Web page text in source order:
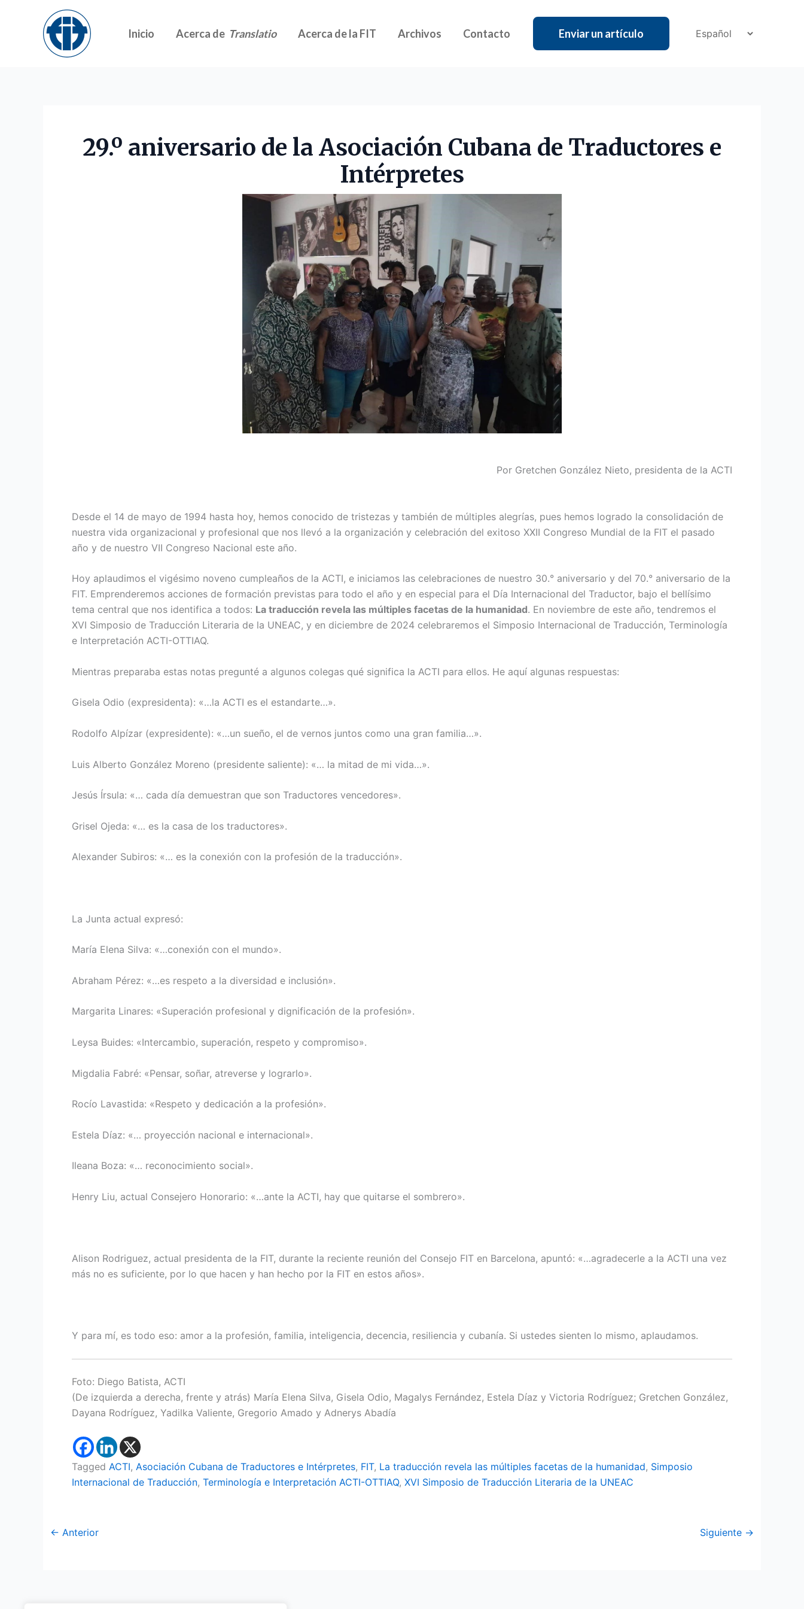
Inicio Acerca de Translatio Acerca de la FIT Archivos Contacto Enviar un artículo
29.º aniversario de la Asociación Cubana de Traductores e
Intérpretes
Por Gretchen González Nieto, presidenta de la ACTI
Desde el 14 de mayo de 1994 hasta hoy, hemos conocido de tristezas y también de múltiples alegrías, pues hemos logrado la consolidación de
nuestra vida organizacional y profesional que nos llevó a la organización y celebración del exitoso XXII Congreso Mundial de la FIT el pasado
año y de nuestro VII Congreso Nacional este año.
Hoy aplaudimos el vigésimo noveno cumpleaños de la ACTI, e iniciamos las celebraciones de nuestro 30.° aniversario y del 70.° aniversario de la
FIT. Emprenderemos acciones de formación previstas para todo el año y en especial para el Día Internacional del Traductor, bajo el bellísimo
tema central que nos identifica a todos: La traducción revela las múltiples facetas de la humanidad. En noviembre de este año, tendremos el
XVI Simposio de Traducción Literaria de la UNEAC, y en diciembre de 2024 celebraremos el Simposio Internacional de Traducción, Terminología
e Interpretación ACTI-OTTIAQ.
Mientras preparaba estas notas pregunté a algunos colegas qué significa la ACTI para ellos. He aquí algunas respuestas:
Gisela Odio (expresidenta): «…la ACTI es el estandarte…».
Rodolfo Alpízar (expresidente): «…un sueño, el de vernos juntos como una gran familia…».
Luis Alberto González Moreno (presidente saliente): «… la mitad de mi vida…».
Jesús Írsula: «… cada día demuestran que son Traductores vencedores».
Grisel Ojeda: «… es la casa de los traductores».
Alexander Subiros: «… es la conexión con la profesión de la traducción».
La Junta actual expresó:
María Elena Silva: «…conexión con el mundo».
Abraham Pérez: «…es respeto a la diversidad e inclusión».
Margarita Linares: «Superación profesional y dignificación de la profesión».
Leysa Buides: «Intercambio, superación, respeto y compromiso».
Migdalia Fabré: «Pensar, soñar, atreverse y lograrlo».
Rocío Lavastida: «Respeto y dedicación a la profesión».
Estela Díaz: «… proyección nacional e internacional».
Ileana Boza: «… reconocimiento social».
Henry Liu, actual Consejero Honorario: «…ante la ACTI, hay que quitarse el sombrero».
Alison Rodriguez, actual presidenta de la FIT, durante la reciente reunión del Consejo FIT en Barcelona, apuntó: «…agradecerle a la ACTI una vez
más no es suficiente, por lo que hacen y han hecho por la FIT en estos años».
Y para mí, es todo eso: amor a la profesión, familia, inteligencia, decencia, resiliencia y cubanía. Si ustedes sienten lo mismo, aplaudamos.
Foto: Diego Batista, ACTI
(De izquierda a derecha, frente y atrás) María Elena Silva, Gisela Odio, Magalys Fernández, Estela Díaz y Victoria Rodríguez; Gretchen González,
Dayana Rodríguez, Yadilka Valiente, Gregorio Amado y Adnerys Abadía
Tagged ACTI, Asociación Cubana de Traductores e Intérpretes, FIT, La traducción revela las múltiples facetas de la humanidad, Simposio
Internacional de Traducción, Terminología e Interpretación ACTI-OTTIAQ, XVI Simposio de Traducción Literaria de la UNEAC
← Anterior Siguiente →